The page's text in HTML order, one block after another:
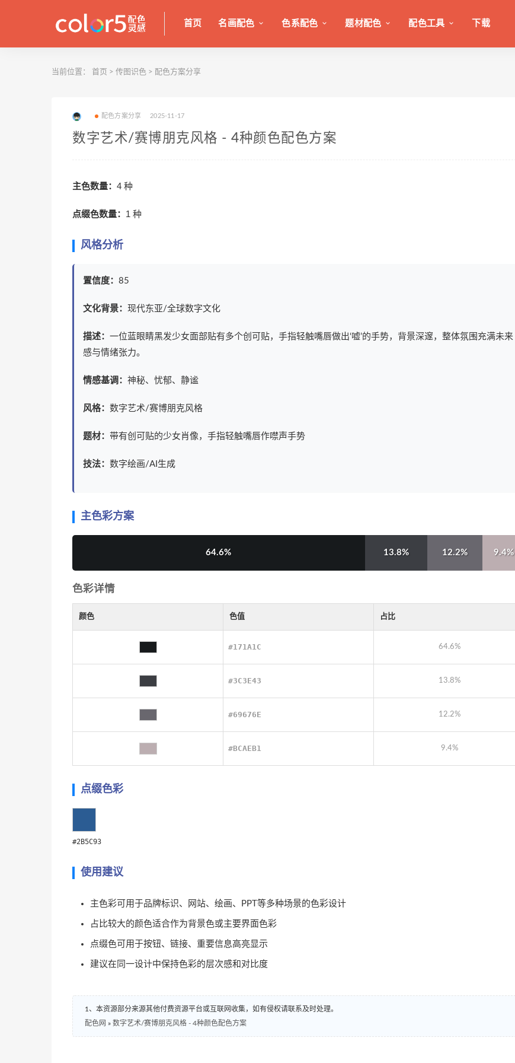
首页 名画配色 色系配色 题材配色 配色工具 下载
当前位置： 首页 > 传图识色 > 配色方案分享
配色方案分享 2025-11-17
数字艺术/赛博朋克风格 - 4种颜色配色方案
主色数量： 4 种
点缀色数量： 1 种
风格分析
置信度： 85
文化背景： 现代东亚/全球数字文化
描述： 一位蓝眼睛黑发少女面部贴有多个创可贴，手指轻触嘴唇做出‘嘘’的手势，背景深邃，整体氛围充满未来
感与情绪张力。
情感基调： 神秘、忧郁、静谧
风格： 数字艺术/赛博朋克风格
题材： 带有创可贴的少女肖像，手指轻触嘴唇作噤声手势
技法： 数字绘画/AI生成
主色彩方案
64.6% 13.8% 12.2% 9.4%
色彩详情
颜色 色值 占比
#171A1C 64.6%
#3C3E43 13.8%
#69676E 12.2%
#BCAEB1 9.4%
点缀色彩
#2B5C93
使用建议
主色彩可用于品牌标识、网站、绘画、PPT等多种场景的色彩设计
占比较大的颜色适合作为背景色或主要界面色彩
点缀色可用于按钮、链接、重要信息高亮显示
建议在同一设计中保持色彩的层次感和对比度
1、本资源部分来源其他付费资源平台或互联网收集，如有侵权请联系及时处理。
配色网 » 数字艺术/赛博朋克风格 - 4种颜色配色方案